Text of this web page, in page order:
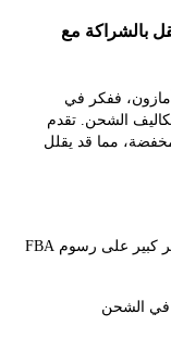
مع
في
تقدم
قد يقلل
يمكن أن يكون لاختيار المنتجات المناسبة للبيع تأثير كبير على رسوم FBA